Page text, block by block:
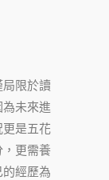
限於讀
未來進
是五花
，更需養
經歷為